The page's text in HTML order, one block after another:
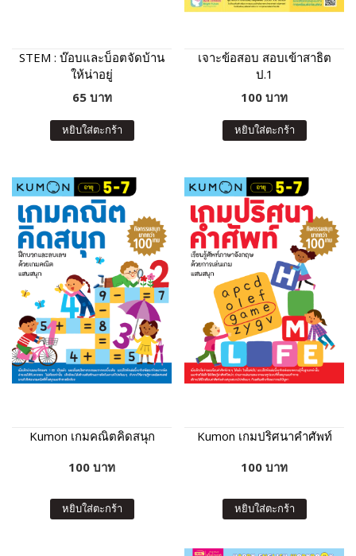
STEM : บ๊อบและบ็อตจัดบ้าน
ให้น่าอยู่
65 บาท
หยิบใส่ตะกร้า
เจาะข้อสอบ สอบเข้าสาธิต
ป.1
100 บาท
หยิบใส่ตะกร้า
Kumon เกมคณิตคิดสนุก
100 บาท
หยิบใส่ตะกร้า
Kumon เกมปริศนาคำศัพท์
100 บาท
หยิบใส่ตะกร้า